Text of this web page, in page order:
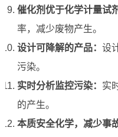
催化剂优于化学计量试剂
率，减少废物产生。
设计可降解的产品： 设
污染。
实时分析监控污染： 实
的产生。
本质安全化学，减少事